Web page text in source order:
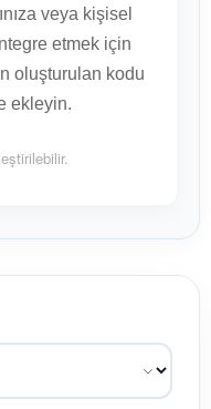
veya kişisel
etmek için
oluşturulan kodu
ekleyin.